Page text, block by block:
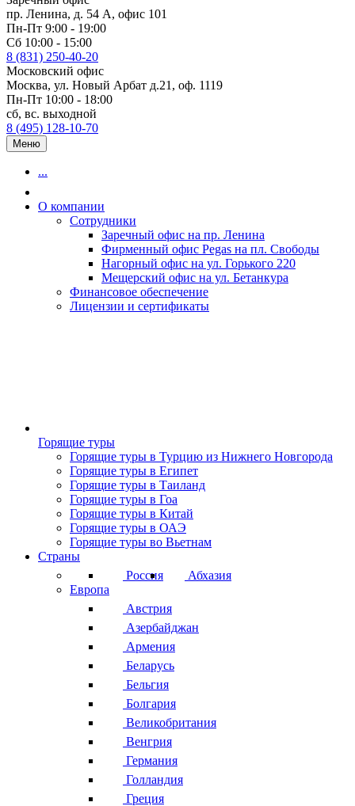
пр. Ленина, д. 54 А, офис 101
Пн-Пт 9:00 - 19:00
Сб 10:00 - 15:00
8 (831) 250-40-20
Московский офис
Москва, ул. Новый Арбат д.21, оф. 1119
Пн-Пт 10:00 - 18:00
сб, вс. выходной
8 (495) 128-10-70
Меню
...
О компании
Сотрудники
Заречный офис на пр. Ленина
Фирменный офис Pegas на пл. Свободы
Нагорный офис на ул. Горького 220
Мещерский офис на ул. Бетанкура
Финансовое обеспечение
Лицензии и сертификаты
Горящие туры
Горящие туры в Турцию из Нижнего Новгорода
Горящие туры в Египет
Горящие туры в Таиланд
Горящие туры в Гоа
Горящие туры в Китай
Горящие туры в ОАЭ
Горящие туры во Вьетнам
Страны
Россия
Абхазия
Европа
Австрия
Азербайджан
Армения
Беларусь
Бельгия
Болгария
Великобритания
Венгрия
Германия
Голландия
Греция